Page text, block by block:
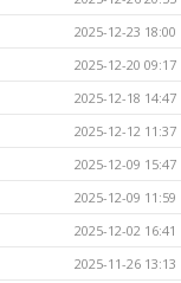
2025-12-23 18:00
2025-12-20 09:17
2025-12-18 14:47
2025-12-12 11:37
2025-12-09 15:47
2025-12-09 11:59
2025-12-02 16:41
2025-11-26 13:13